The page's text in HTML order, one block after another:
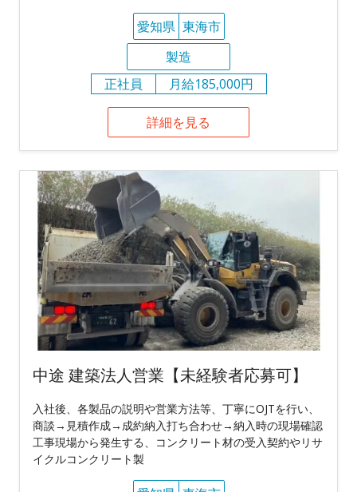
愛知県 東海市
製造
正社員
月給185,000円
詳細を見る
中途 建築法人営業【未経験者応募可】
入社後、各製品の説明や営業方法等、丁寧にOJTを行い、
商談→見積作成→成約納入打ち合わせ→納入時の現場確認
工事現場から発生する、コンクリート材の受入契約やリサ
イクルコンクリート製